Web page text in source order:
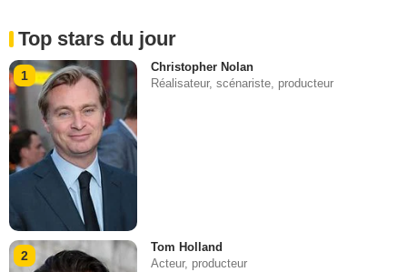
Top stars du jour
1
Christopher Nolan
Réalisateur, scénariste, producteur
2
Tom Holland
Acteur, producteur